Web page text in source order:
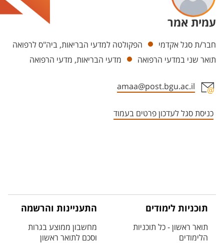
עמית אמר
יחידות
חבר/ת סגל אקדמי
הפקולטה למדעי הבריאות, ביה"ס לרפואה
תואר שני במדעי הרפואה
מדעי הבריאות, מדעי הרפואה
amaa@post.bgu.ac.il
כניסת סגל לעדכון פרטים בעמוד
תוכניות לימודים
תואר ראשון - כל תוכניות
הלימודים
התעניינות והרשמה
מחשבון ממוצע בגרות
וסכם לתואר ראשון